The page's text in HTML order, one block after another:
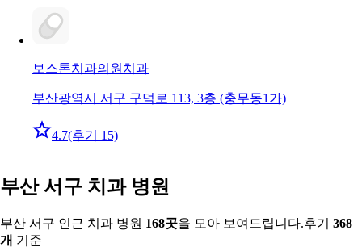
보스톤치과의원 치과
부산광역시 서구 구덕로 113, 3층 (충무동1가)
4.7(후기 15)
부산 서구 치과 병원
부산 서구 인근 치과 병원 168곳을 모아 보여드립니다.후기
368
개 기준